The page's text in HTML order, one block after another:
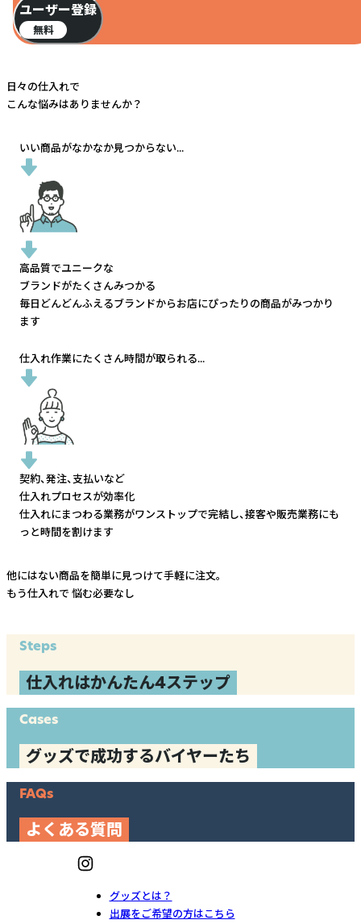
ユーザー登録
無料
日々の仕入れで
こんな悩みはありませんか？
いい商品がなかなか見つからない...
高品質でユニークな
ブランドがたくさんみつかる
毎日どんどんふえるブランドからお店にぴったりの商品がみつかり
ます
仕入れ作業にたくさん時間が取られる...
契約、発注、支払いなど
仕入れプロセスが効率化
仕入れにまつわる業務がワンストップで完結し、接客や販売業務にも
っと時間を割けます
他にはない商品を簡単に見つけて手軽に注文。
もう仕入れで 悩む必要なし
Steps
仕入れはかんたん4ステップ
Cases
グッズで成功するバイヤーたち
FAQs
よくある質問
グッズとは？
出展をご希望の方はこちら